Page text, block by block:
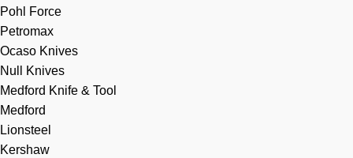
Pohl Force
Petromax
Ocaso Knives
Null Knives
Medford Knife & Tool
Medford
Lionsteel
Kershaw